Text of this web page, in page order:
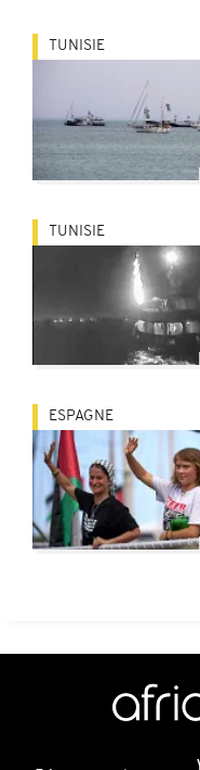
TUNISIE
TUNISIE
ESPAGNE